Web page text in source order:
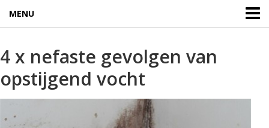
MENU
4 x nefaste gevolgen van
opstijgend vocht